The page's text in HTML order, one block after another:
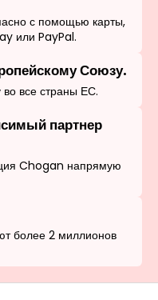
с помощью карты,
или PayPal.
Союзу.
все страны ЕС.
партнер
Chogan напрямую
более 2 миллионов